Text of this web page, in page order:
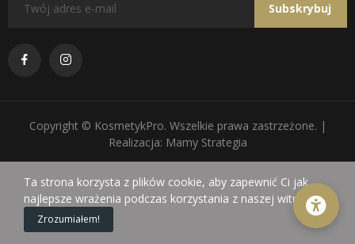
Sklep
0
Koszyk
Subskrybuj
Copyright © KosmetykPro. Wszelkie prawa zastrzeżone. |
Realizacja: Mamy Strategia
Ta strona korzysta z plików cookie, aby zapewnić Ci jak
najlepsze wrażenia podczas korzystania z naszej witryny.
Zrozumiałem!